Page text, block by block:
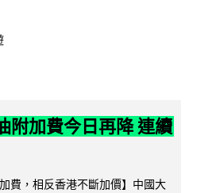
附加費今日再降 連續
費，相反香港不斷加價】中國大